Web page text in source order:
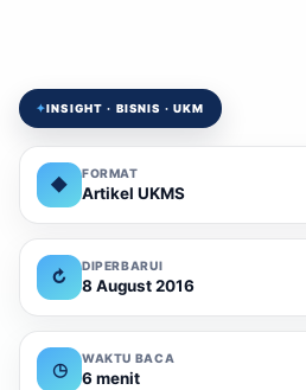
✦INSIGHT · BISNIS · UKM
◆
FORMAT
Artikel UKMS
↻
DIPERBARUI
8 August 2016
◷
WAKTU BACA
6 menit